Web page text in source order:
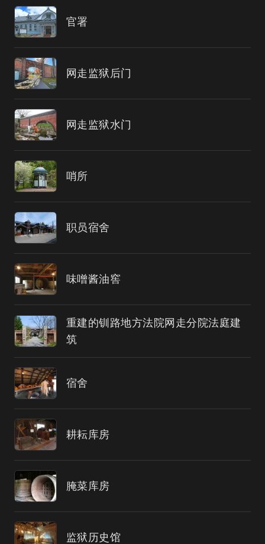
官署
网走监狱后门
网走监狱水门
哨所
职员宿舍
味噌酱油窖
重建的钏路地方法院网走分院法庭建
筑
宿舍
耕耘库房
腌菜库房
监狱历史馆